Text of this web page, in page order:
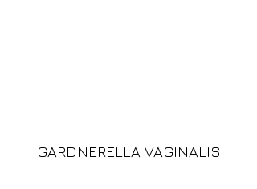
GARDNERELLA VAGINALIS